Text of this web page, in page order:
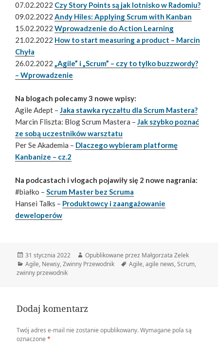
07.02.2022 Czy Story Points są jak lotnisko w Radomiu?
09.02.2022Andy Hiles: Applying Scrum with Kanban
15.02.2022Wprowadzenie do Action Learning
21.02.2022 How to start measuring a product – Marcin
Chyła
26.02.2022„Agile” i „Scrum” – czy to tylko buzzwordy?
– Wprowadzenie
Na blogach polecamy 3 nowe wpisy:
Agile Adept –Jaka stawka ryczałtu dla Scrum Mastera?
Marcin Fliszta: Blog Scrum Mastera –Jak szybko poznać
ze sobą uczestników warsztatu
Per Se Akademia – Dlaczego wybieram platformę
Kanbanize – cz.2
Na podcastach i vlogach pojawiły się 2 nowe nagrania:
#białko –Scrum Master bez Scruma
Hansei Talks – Produktowcy i zaangażowanie
deweloperów
Data
publikacji
31 stycznia 2022 Autor
Opublikowane przez Małgorzata Zelek
Kategorie
Agile, Newsy,Zwinny Przewodnik Tagi
Agile,agile news,Scrum,
zwinny przewodnik
Dodaj komentarz
Twój adres e-mail nie zostanie opublikowany. Wymagane pola są
oznaczone*